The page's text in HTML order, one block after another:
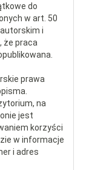
do
w art. 50
i
że praca
prawa
na
jest
korzyści
w informacje
i adres